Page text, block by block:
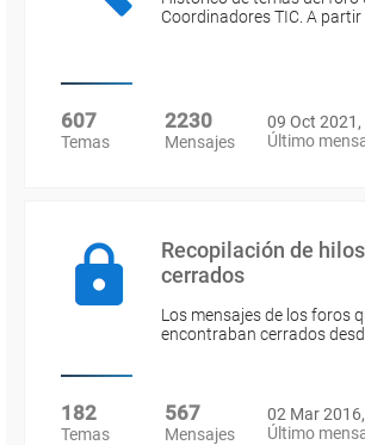
Coordinadores TIC. A partir
607
Temas
2230
Mensajes
09 Oct 2021,
Último
Recopilación de
cerrados
Los mensajes de los foros
encontraban cerrados
182
Temas
567
Mensajes
02 Mar
Último